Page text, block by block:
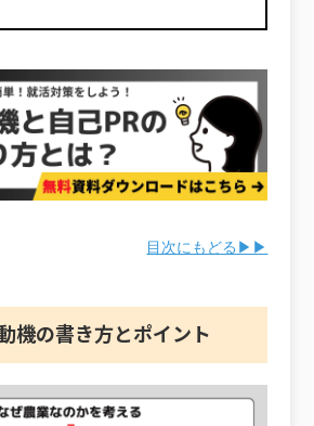
目次にもどる▶▶
機の書き方とポイント